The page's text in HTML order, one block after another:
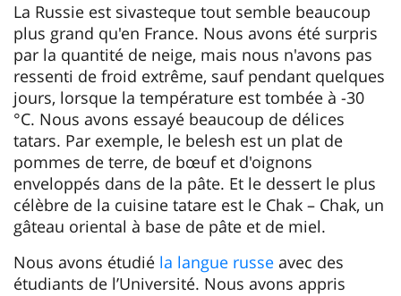
La Russie est sivasteque tout semble beaucoup
plus grand qu'en France. Nous avons été surpris
par la quantité de neige, mais nous n'avons pas
ressenti de froid extrême, sauf pendant quelques
jours, lorsque la température est tombée à -30
°C. Nous avons essayé beaucoup de délices
tatars. Par exemple, le belesh est un plat de
pommes de terre, de bœuf et d'oignons
enveloppés dans de la pâte. Et le dessert le plus
célèbre de la cuisine tatare est le Chak – Chak, un
gâteau oriental à base de pâte et de miel.
Nous avons étudié la langue russe avec des
étudiants de l’Université. Nous avons appris